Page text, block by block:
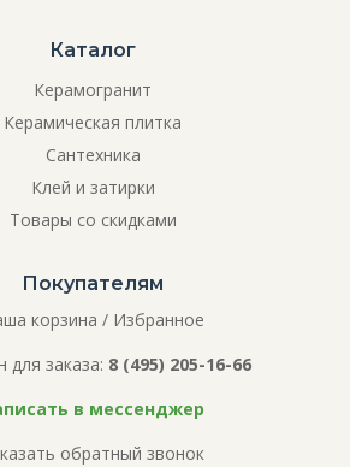
Каталог
Керамогранит
Керамическая плитка
Сантехника
Клей и затирки
Товары со скидками
Покупателям
корзина / Избранное
для заказа: 8 (495) 205-16-66
в мессенджер
обратный звонок